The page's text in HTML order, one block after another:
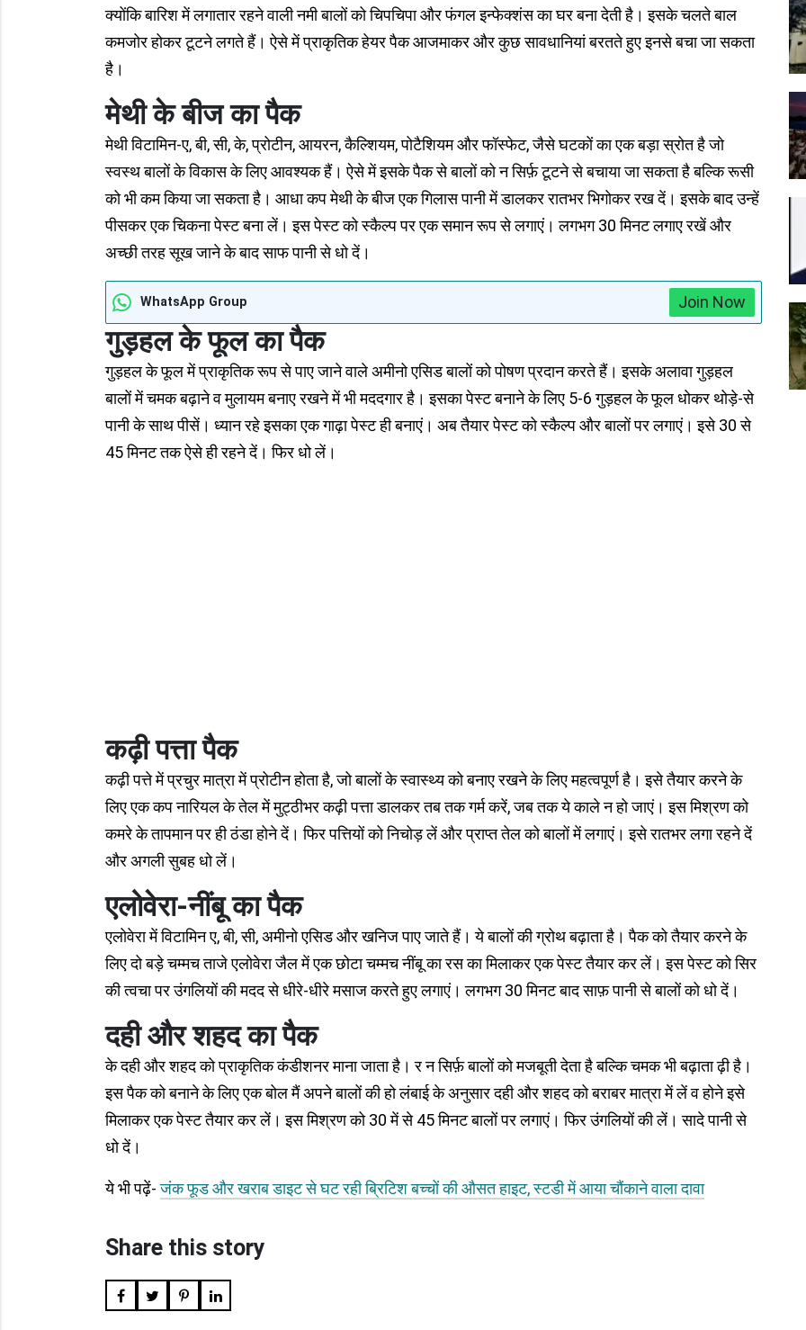
क्योंकि बारिश में लगातार रहने वाली नमी बालों को चिपचिपा और फंगल इन्फेक्शंस का घर बना देती है। इसके चलते बाल
कमजोर होकर टूटने लगते हैं। ऐसे में प्राकृतिक हेयर पैक आजमाकर और कुछ सावधानियां बरतते हुए इनसे बचा जा सकता
है।
मेथी के बीज का पैक
मेथी विटामिन-ए, बी, सी, के, प्रोटीन, आयरन, कैल्शियम, पोटैशियम और फॉस्फेट, जैसे घटकों का एक बड़ा स्रोत है जो
स्वस्थ बालों के विकास के लिए आवश्यक हैं। ऐसे में इसके पैक से बालों को न सिर्फ़ टूटने से बचाया जा सकता है बल्कि रूसी
को भी कम किया जा सकता है। आधा कप मेथी के बीज एक गिलास पानी में डालकर रातभर भिगोकर रख दें। इसके बाद उन्हें
पीसकर एक चिकना पेस्ट बना लें। इस पेस्ट को स्कैल्प पर एक समान रूप से लगाएं। लगभग 30 मिनट लगाए रखें और
अच्छी तरह सूख जाने के बाद साफ पानी से धो दें।
WhatsApp Group Join Now
गुड़हल के फूल का पैक
गुड़हल के फूल में प्राकृतिक रूप से पाए जाने वाले अमीनो एसिड बालों को पोषण प्रदान करते हैं। इसके अलावा गुड़हल
बालों में चमक बढ़ाने व मुलायम बनाए रखने में भी मददगार है। इसका पेस्ट बनाने के लिए 5-6 गुड़हल के फूल धोकर थोड़े-से
पानी के साथ पीसें। ध्यान रहे इसका एक गाढ़ा पेस्ट ही बनाएं। अब तैयार पेस्ट को स्कैल्प और बालों पर लगाएं। इसे 30 से
45 मिनट तक ऐसे ही रहने दें। फिर धो लें।
कढ़ी पत्ता पैक
कढ़ी पत्ते में प्रचुर मात्रा में प्रोटीन होता है, जो बालों के स्वास्थ्य को बनाए रखने के लिए महत्वपूर्ण है। इसे तैयार करने के
लिए एक कप नारियल के तेल में मुट्ठीभर कढ़ी पत्ता डालकर तब तक गर्म करें, जब तक ये काले न हो जाएं। इस मिश्रण को
कमरे के तापमान पर ही ठंडा होने दें। फिर पत्तियों को निचोड़ लें और प्राप्त तेल को बालों में लगाएं। इसे रातभर लगा रहने दें
और अगली सुबह धो लें।
एलोवेरा-नींबू का पैक
एलोवेरा में विटामिन ए, बी, सी, अमीनो एसिड और खनिज पाए जाते हैं। ये बालों की ग्रोथ बढ़ाता है। पैक को तैयार करने के
लिए दो बड़े चम्मच ताजे एलोवेरा जैल में एक छोटा चम्मच नींबू का रस का मिलाकर एक पेस्ट तैयार कर लें। इस पेस्ट को सिर
की त्वचा पर उंगलियों की मदद से धीरे-धीरे मसाज करते हुए लगाएं। लगभग 30 मिनट बाद साफ़ पानी से बालों को धो दें।
दही और शहद का पैक
के दही और शहद को प्राकृतिक कंडीशनर माना जाता है। र न सिर्फ़ बालों को मजबूती देता है बल्कि चमक भी बढ़ाता ढ़ी है।
इस पैक को बनाने के लिए एक बोल मैं अपने बालों की हो लंबाई के अनुसार दही और शहद को बराबर मात्रा में लें व होने इसे
मिलाकर एक पेस्ट तैयार कर लें। इस मिश्रण को 30 में से 45 मिनट बालों पर लगाएं। फिर उंगलियों की लें। सादे पानी से
धो दें।
ये भी पढ़ें-जंक फूड और खराब डाइट से घट रही ब्रिटिश बच्चों की औसत हाइट, स्टडी में आया चौंकाने वाला दावा
Share this story